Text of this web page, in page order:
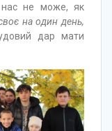
нас не може, як
на один день,
дар мати